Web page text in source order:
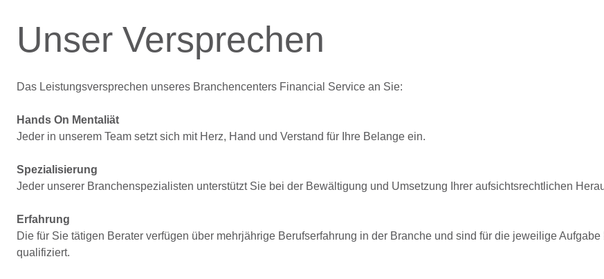
Unser Versprechen
Das Leistungsversprechen unseres Branchencenters Financial Service an Sie:
Hands On Mentaliät
Jeder in unserem Team setzt sich mit Herz, Hand und Verstand für Ihre Belange ein.
Spezialisierung
Jeder unserer Branchenspezialisten unterstützt Sie bei der Bewältigung und Umsetzung Ihrer aufsichtsrechtlichen
Erfahrung
Die für Sie tätigen Berater verfügen über mehrjährige Berufserfahrung in der Branche und sind für die jeweilige Aufgabe
qualifiziert.